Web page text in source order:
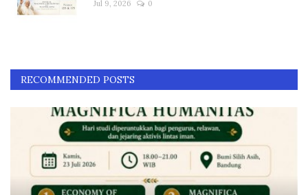
Jul 9, 2026 0
RECOMMENDED POSTS